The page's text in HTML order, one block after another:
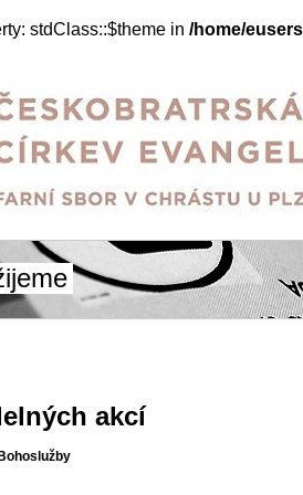
stdClass::$theme in /home/
akcí
Bohoslužby